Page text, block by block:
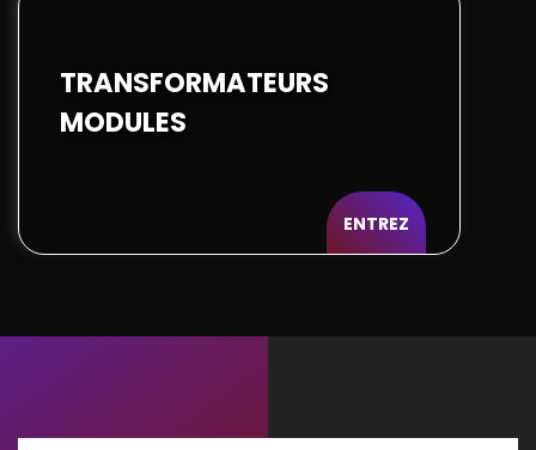
TRANSFORMATEURS
MODULES
ENTREZ